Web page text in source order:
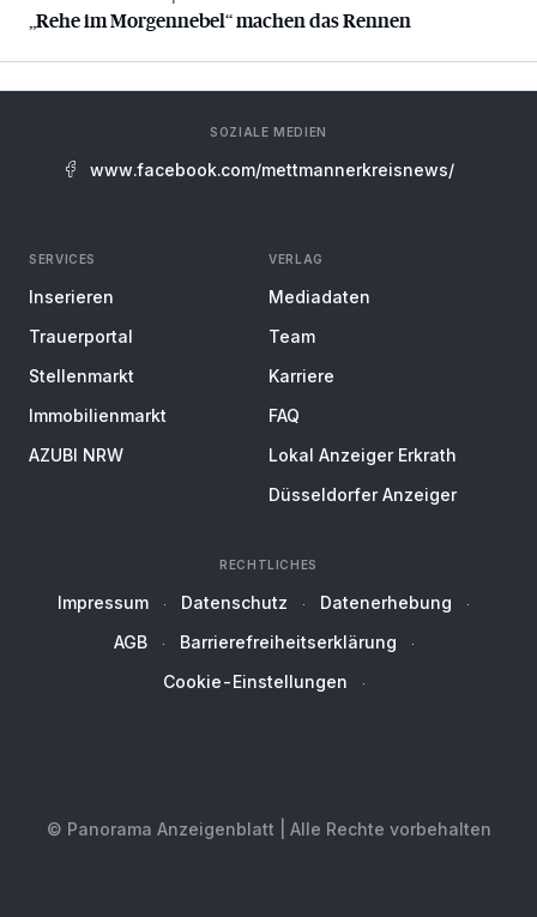
„Rehe im Morgennebel“ machen das Rennen
SOZIALE MEDIEN
www.facebook.com/mettmannerkreisnews/
SERVICES
Inserieren
Trauerportal
Stellenmarkt
Immobilienmarkt
AZUBI NRW
VERLAG
Mediadaten
Team
Karriere
FAQ
Lokal Anzeiger Erkrath
Düsseldorfer Anzeiger
RECHTLICHES
Impressum Datenschutz
Datenerhebung
AGB
Barrierefreiheitserklärung
Cookie-Einstellungen
© Panorama Anzeigenblatt | Alle Rechte vorbehalten